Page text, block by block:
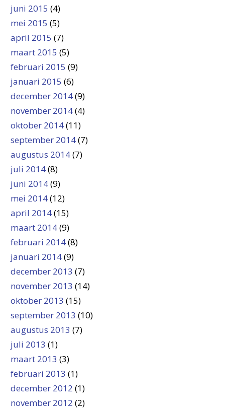
juni 2015 (4)
mei 2015 (5)
april 2015 (7)
maart 2015 (5)
februari 2015 (9)
januari 2015 (6)
december 2014(9)
november 2014(4)
oktober 2014(11)
september 2014(7)
augustus 2014(7)
juli 2014(8)
juni 2014(9)
mei 2014(12)
april 2014(15)
maart 2014(9)
februari 2014(8)
januari 2014(9)
december 2013 (7)
november 2013 (14)
oktober 2013 (15)
september 2013 (10)
augustus 2013 (7)
juli 2013 (1)
maart 2013 (3)
februari 2013 (1)
december 2012 (1)
november 2012 (2)